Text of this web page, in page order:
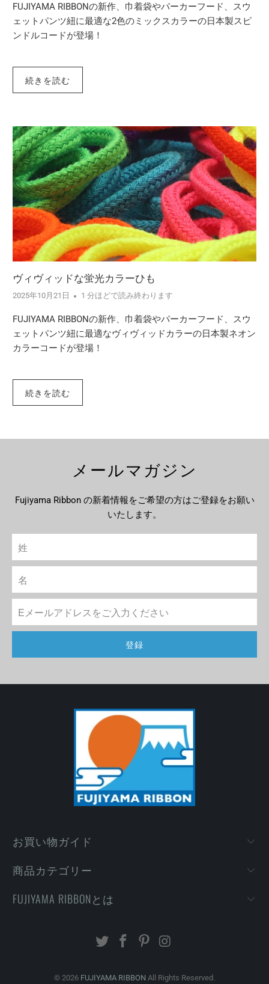
FUJIYAMA RIBBONの新作、巾着袋やパーカーフード、スウ
ェットパンツ紐に最適な2色のミックスカラーの日本製スピ
ンドルコードが登場！
続きを読む
ヴィヴィッドな蛍光カラーひも
2025年10月21日 1 分ほどで読み終わります
FUJIYAMA RIBBONの新作、巾着袋やパーカーフード、スウ
ェットパンツ紐に最適なヴィヴィッドカラーの日本製ネオン
カラーコードが登場！
続きを読む
メールマガジン
Fujiyama Ribbon の新着情報をご希望の方はご登録をお願い
いたします。
お買い物ガイド
商品カテゴリー
FUJIYAMA RIBBONとは
© 2026 FUJIYAMA RIBBON All Rights Reserved.